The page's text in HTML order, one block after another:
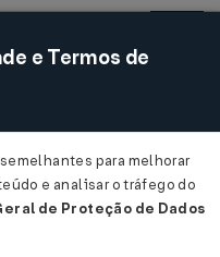
Acessar
e Termos de
para melhorar
e analisar o tráfego do
de Proteção de Dados